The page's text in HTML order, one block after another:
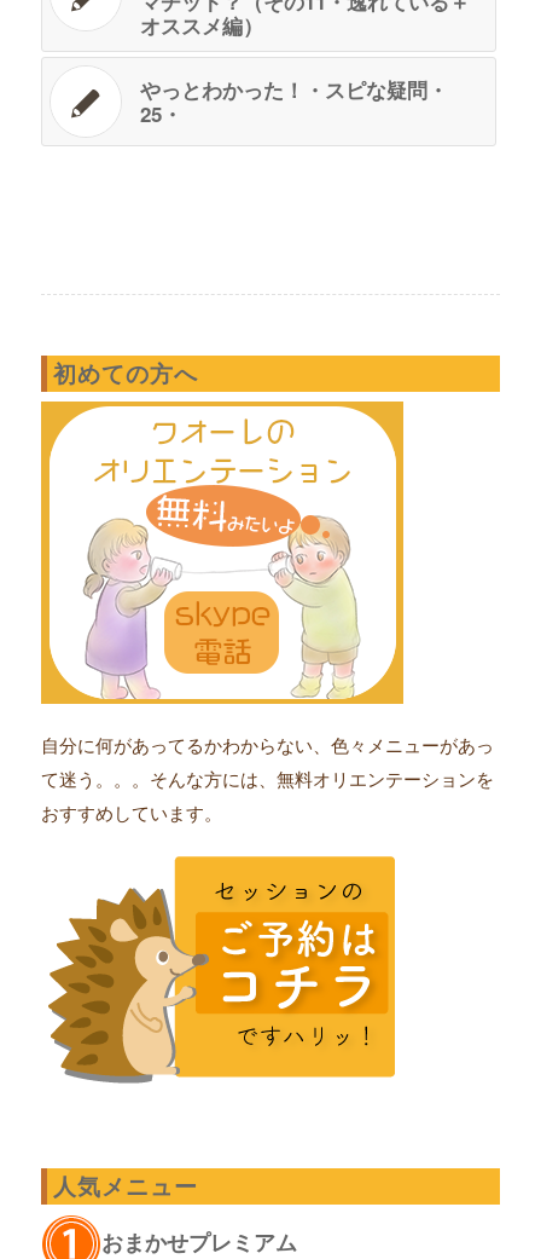
オススメ編）
やっとわかった！・スピな疑問・
25・
初めての方へ
自分に何があってるかわからない、色々メニューがあっ
て迷う。。。そんな方には、無料オリエンテーションを
おすすめしています。
人気メニュー
おまかせプレミアム